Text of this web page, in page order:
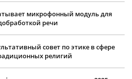
микрофонный модуль для
речи
совет по этике в сфере
религий